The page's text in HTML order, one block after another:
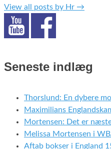
View all posts by Hr →
Seneste indlæg
Thorslund: En dybere
Maximilians
Mortensen: Det er
Melissa Mortensen i
Aftab bokser i England